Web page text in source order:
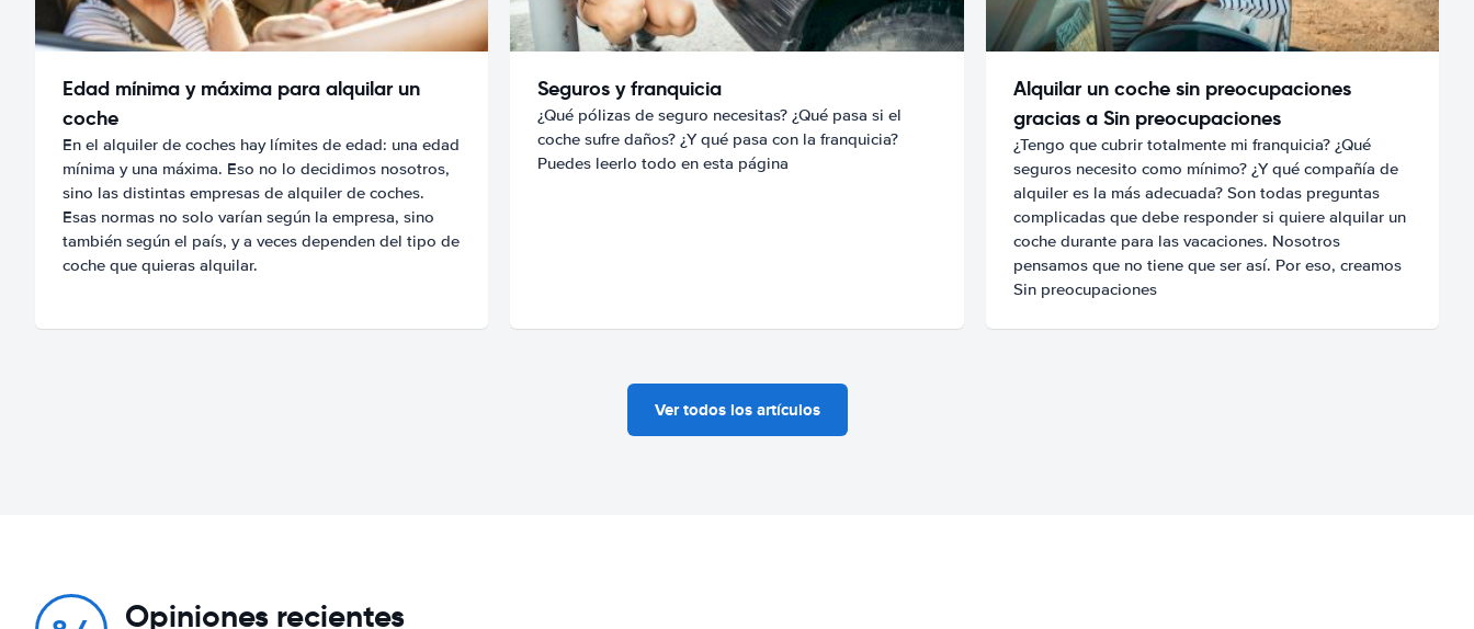
Edad mínima y máxima para alquilar un
coche
En el alquiler de coches hay límites de edad: una edad
mínima y una máxima. Eso no lo decidimos nosotros,
sino las distintas empresas de alquiler de coches.
Esas normas no solo varían según la empresa, sino
también según el país, y a veces dependen del tipo de
coche que quieras alquilar.
Seguros y franquicia
¿Qué pólizas de seguro necesitas? ¿Qué pasa si el
coche sufre daños? ¿Y qué pasa con la franquicia?
Puedes leerlo todo en esta página
Alquilar un coche sin preocupaciones
gracias a Sin preocupaciones
¿Tengo que cubrir totalmente mi franquicia? ¿Qué
seguros necesito como mínimo? ¿Y qué compañía de
alquiler es la más adecuada? Son todas preguntas
complicadas que debe responder si quiere alquilar un
coche durante para las vacaciones. Nosotros
pensamos que no tiene que ser así. Por eso, creamos
Sin preocupaciones
Ver todos los artículos
Opiniones recientes